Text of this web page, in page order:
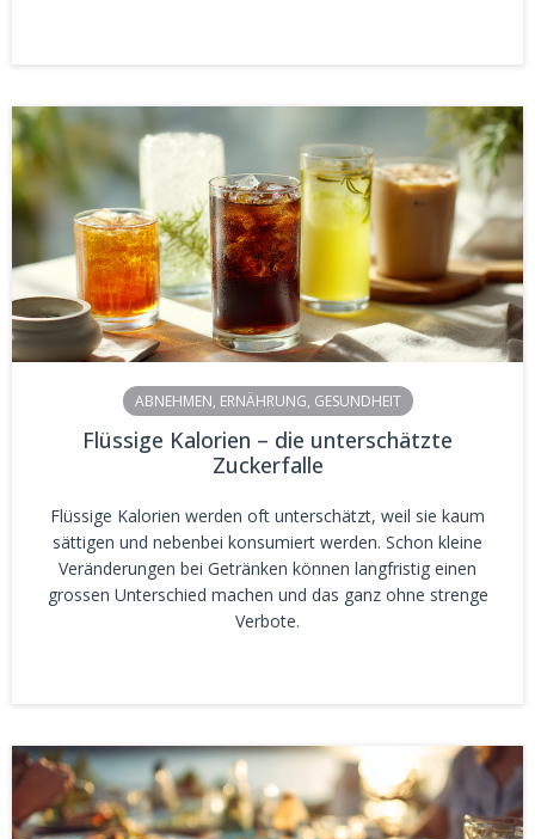
ABNEHMEN, ERNÄHRUNG, GESUNDHEIT
Flüssige Kalorien – die unterschätzte
Zuckerfalle
Flüssige Kalorien werden oft unterschätzt, weil sie kaum
sättigen und nebenbei konsumiert werden. Schon kleine
Veränderungen bei Getränken können langfristig einen
grossen Unterschied machen und das ganz ohne strenge
Verbote.